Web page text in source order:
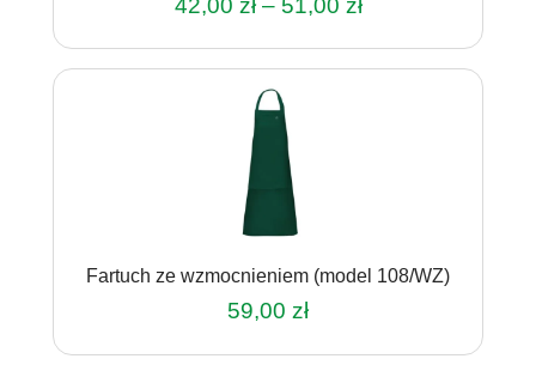
42,00 zł – 51,00 zł
od
produkt
ma
wiele
wariantów.
Opcje
można
wybrać
stronie
produktu
Fartuch ze wzmocnieniem (model 108/WZ)
59,00 zł